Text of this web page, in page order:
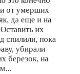
от умерших
да еще и на
их
спилили, пока
убирали
березок, на